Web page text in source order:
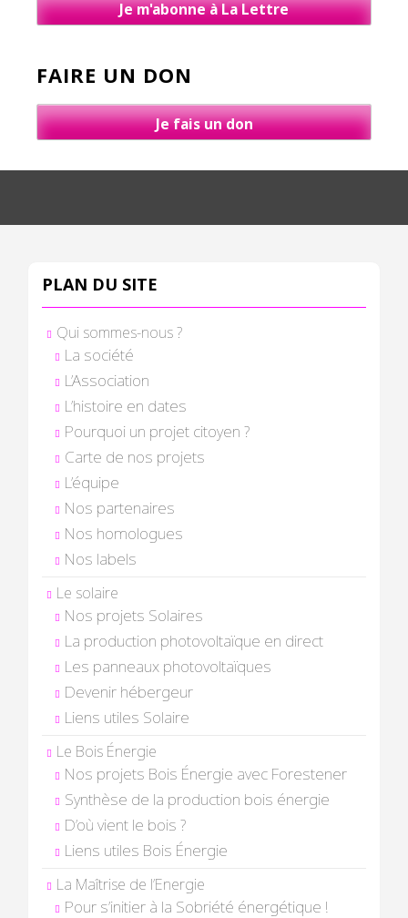
Je m'abonne à La Lettre
FAIRE UN DON
Je fais un don
PLAN DU SITE
Qui sommes-nous ?
La société
L’Association
L’histoire en dates
Pourquoi un projet citoyen ?
Carte de nos projets
L’équipe
Nos partenaires
Nos homologues
Nos labels
Le solaire
Nos projets Solaires
La production photovoltaïque en direct
Les panneaux photovoltaïques
Devenir hébergeur
Liens utiles Solaire
Le Bois Énergie
Nos projets Bois Énergie avec Forestener
Synthèse de la production bois énergie
D’où vient le bois ?
Liens utiles Bois Énergie
La Maîtrise de l’Energie
Pour s’initier à la Sobriété énergétique !